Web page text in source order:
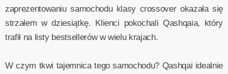
zaprezentowaniu samochodu klasy crossover okazała się
strzałem w dziesiątkę. Klienci pokochali Qashqaia, który
trafił na listy bestsellerów w wielu krajach.
W czym tkwi tajemnica tego samochodu? Qashqai idealnie